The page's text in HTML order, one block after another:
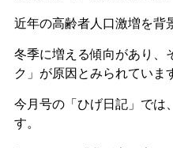
近年の高齢者人口激増を背
冬季に増える傾向があり、
ク」が原因とみられていま
今月号の「ひげ日記」では
す。